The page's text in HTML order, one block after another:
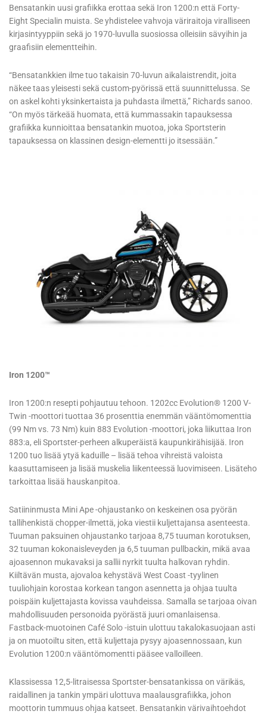
Bensatankin uusi grafiikka erottaa sekä Iron 1200:n että Forty-
Eight Specialin muista. Se yhdistelee vahvoja väriraitoja viralliseen
kirjasintyyppiin sekä jo 1970-luvulla suosiossa olleisiin sävyihin ja
graafisiin elementteihin.
“Bensatankkien ilme tuo takaisin 70-luvun aikalaistrendit, joita
näkee taas yleisesti sekä custom-pyörissä että suunnittelussa. Se
on askel kohti yksinkertaista ja puhdasta ilmettä,” Richards sanoo.
“On myös tärkeää huomata, että kummassakin tapauksessa
grafiikka kunnioittaa bensatankin muotoa, joka Sportsterin
tapauksessa on klassinen design-elementti jo itsessään.”
Iron 1200™
Iron 1200:n resepti pohjautuu tehoon. 1202cc Evolution® 1200 V-
Twin -moottori tuottaa 36 prosenttia enemmän vääntömomenttia
(99 Nm vs. 73 Nm) kuin 883 Evolution -moottori, joka liikuttaa Iron
883:a, eli Sportster-perheen alkuperäistä kaupunkirähisijää. Iron
1200 tuo lisää ytyä kaduille – lisää tehoa vihreistä valoista
kaasuttamiseen ja lisää muskelia liikenteessä luovimiseen. Lisäteho
tarkoittaa lisää hauskanpitoa.
Satiininmusta Mini Ape -ohjaustanko on keskeinen osa pyörän
tallihenkistä chopper-ilmettä, joka viestii kuljettajansa asenteesta.
Tuuman paksuinen ohjaustanko tarjoaa 8,75 tuuman korotuksen,
32 tuuman kokonaisleveyden ja 6,5 tuuman pullbackin, mikä avaa
ajoasennon mukavaksi ja sallii nyrkit tuulta halkovan ryhdin.
Kiiltävän musta, ajovaloa kehystävä West Coast -tyylinen
tuuliohjain korostaa korkean tangon asennetta ja ohjaa tuulta
poispäin kuljettajasta kovissa vauhdeissa. Samalla se tarjoaa oivan
mahdollisuuden personoida pyörästä juuri omanlaisensa.
Fastback-muotoinen Café Solo -istuin ulottuu takalokasuojaan asti
ja on muotoiltu siten, että kuljettaja pysyy ajoasennossaan, kun
Evolution 1200:n vääntömomentti pääsee valloilleen.
Klassisessa 12,5-litraisessa Sportster-bensatankissa on värikäs,
raidallinen ja tankin ympäri ulottuva maalausgrafiikka, johon
moottorin tummuus ohjaa katseet. Bensatankin värivaihtoehdot